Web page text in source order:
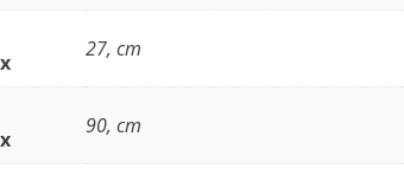
27, cm
90, cm